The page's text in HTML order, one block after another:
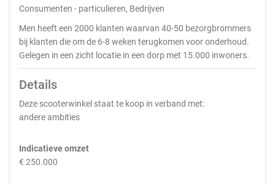
Consumenten - particulieren, Bedrijven
Men heeft een 2000 klanten waarvan 40-50 bezorgbrommers
bij klanten die om de 6-8 weken terugkomen voor onderhoud.
Gelegen in een zicht locatie in een dorp met 15.000 inwoners.
Details
Deze scooterwinkel staat te koop in verband met:
andere ambities
Indicatieve omzet
€ 250.000